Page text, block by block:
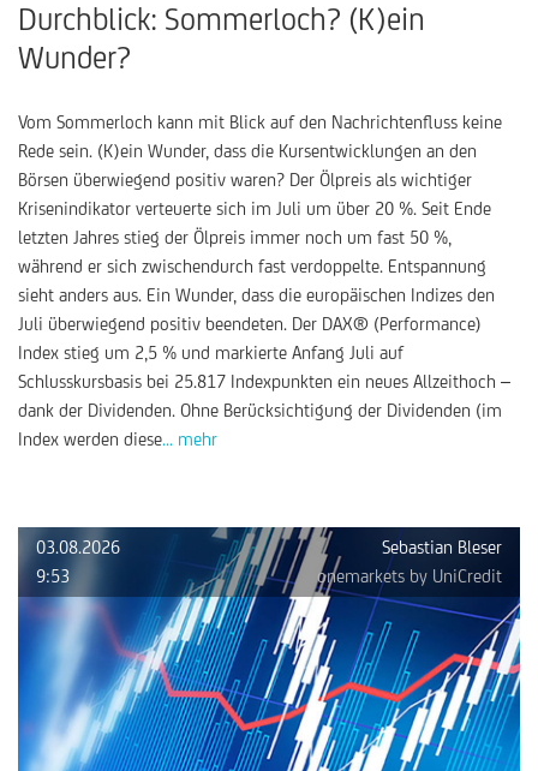
Durchblick: Sommerloch? (K)ein
Wunder?
Vom Sommerloch kann mit Blick auf den Nachrichtenfluss keine
Rede sein. (K)ein Wunder, dass die Kursentwicklungen an den
Börsen überwiegend positiv waren? Der Ölpreis als wichtiger
Krisenindikator verteuerte sich im Juli um über 20 %. Seit Ende
letzten Jahres stieg der Ölpreis immer noch um fast 50 %,
während er sich zwischendurch fast verdoppelte. Entspannung
sieht anders aus. Ein Wunder, dass die europäischen Indizes den
Juli überwiegend positiv beendeten. Der DAX® (Performance)
Index stieg um 2,5 % und markierte Anfang Juli auf
Schlusskursbasis bei 25.817 Indexpunkten ein neues Allzeithoch –
dank der Dividenden. Ohne Berücksichtigung der Dividenden (im
Index werden diese... mehr
03.08.2026
Sebastian Bleser
9:53
onemarkets by UniCredit